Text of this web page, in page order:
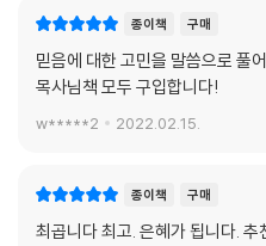
종이책 구매
믿음에 대한 고민을 말씀으로 풀
목사님책 모두 구입합니다!
w*****2 2022.02.15.
종이책 구매
최곱니다 최고. 은혜가 됩니다. 추